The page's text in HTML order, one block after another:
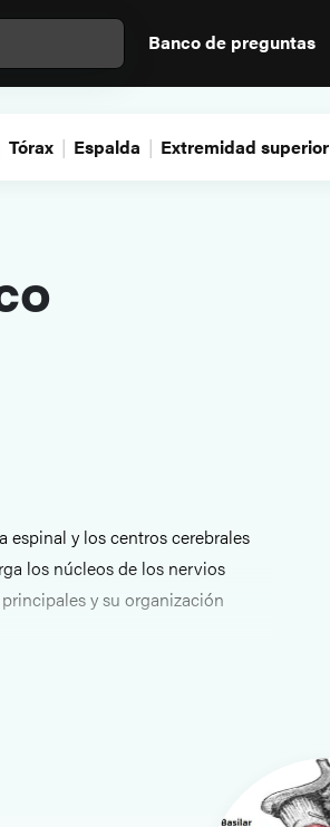
Banco de preguntas
Tórax Espalda Extremidad superior
y los centros cerebrales
los núcleos de los nervios
y su organización